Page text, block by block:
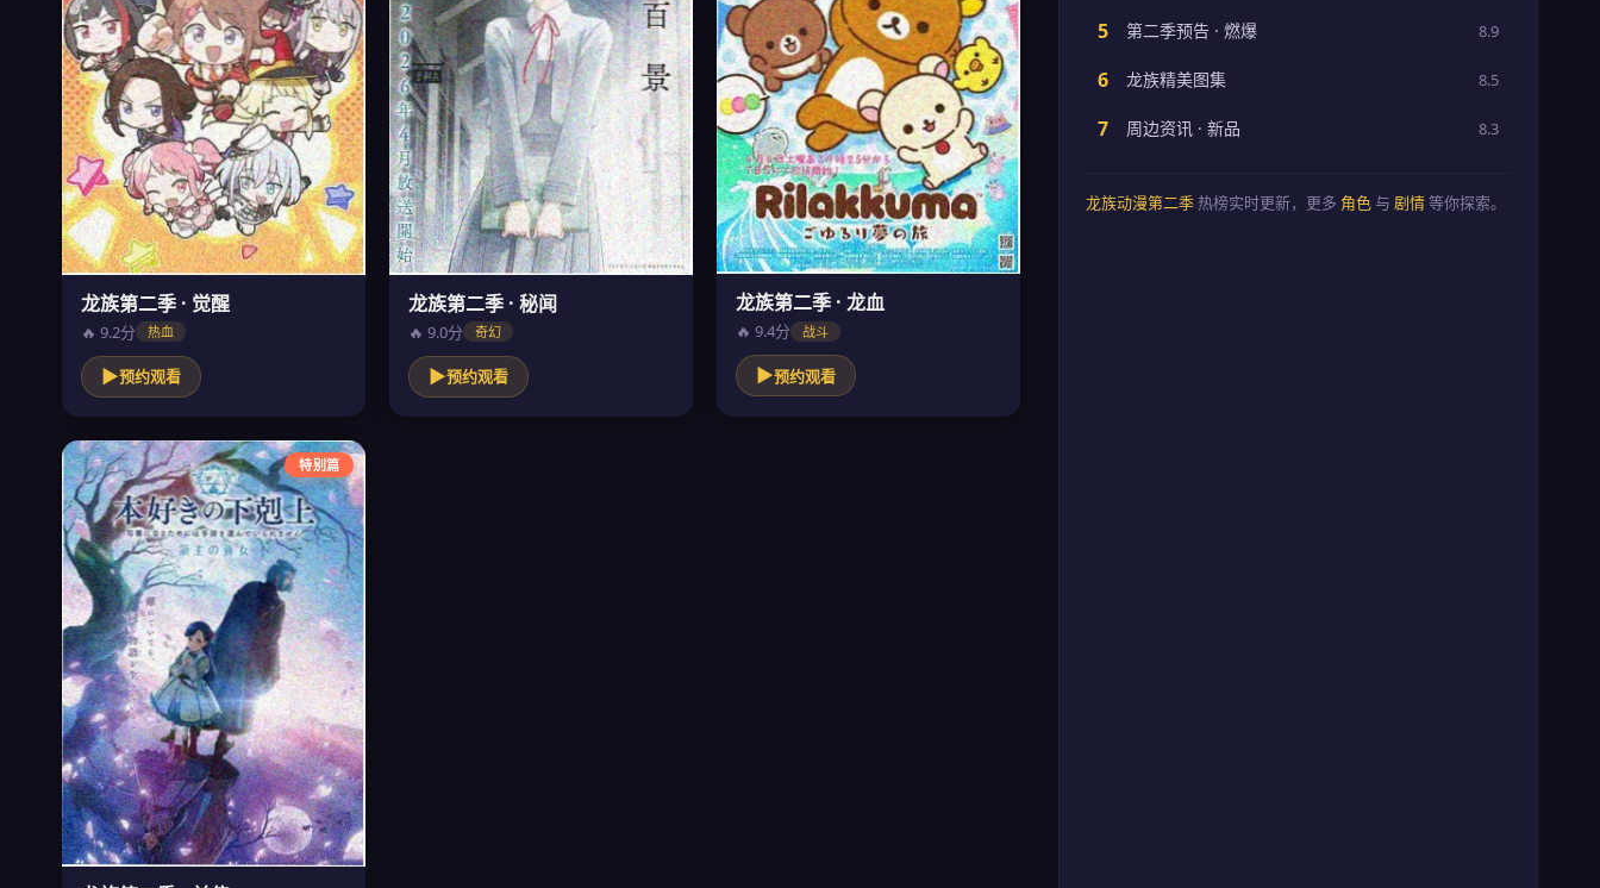
龙族第二季 · 觉醒
🔥 9.2分 热血
▶预约观看
龙族第二季 · 秘闻
🔥 9.0分 奇幻
▶预约观看
龙族第二季 · 龙血
🔥 9.4分 战斗
▶预约观看
特别篇
5 第二季预告 · 燃爆 8.9
6 龙族精美图集 8.5
7 周边资讯 · 新品 8.3
龙族动漫第二季 热榜实时更新，更多 角色与剧情等你探索。